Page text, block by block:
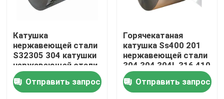
Дома
О Компании
Катушка
нержавеющей стали
S32305 304 катушки
нержавеющей стали
зеркала
Отправить запрос
Горячекатаная
катушка Ss400 201
нержавеющей стали
304 304 304L 316 410
430
Отправить запрос